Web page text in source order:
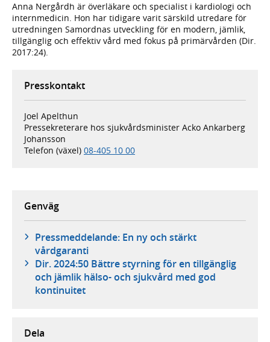
Anna Nergårdh är överläkare och specialist i kardiologi och
internmedicin. Hon har tidigare varit särskild utredare för
utredningen Samordnas utveckling för en modern, jämlik,
tillgänglig och effektiv vård med fokus på primärvården (Dir.
2017:24).
Presskontakt
Joel Apelthun
Pressekreterare hos sjukvårdsminister Acko Ankarberg
Johansson
Telefon (växel) 08-405 10 00
Genväg
Pressmeddelande: En ny och stärkt
vårdgaranti
Dir. 2024:50 Bättre styrning för en tillgänglig
och jämlik hälso- och sjukvård med god
kontinuitet
Dela